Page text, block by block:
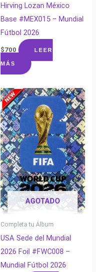
Hirving Lozan México
Base #MEX015 – Mundial
Fútbol 2026
$700 LEER
MÁS
AGOTADO
Completa tu Álbum
USA Sede del Mundial
2026 Foil #FWC008 –
Mundial Fútbol 2026